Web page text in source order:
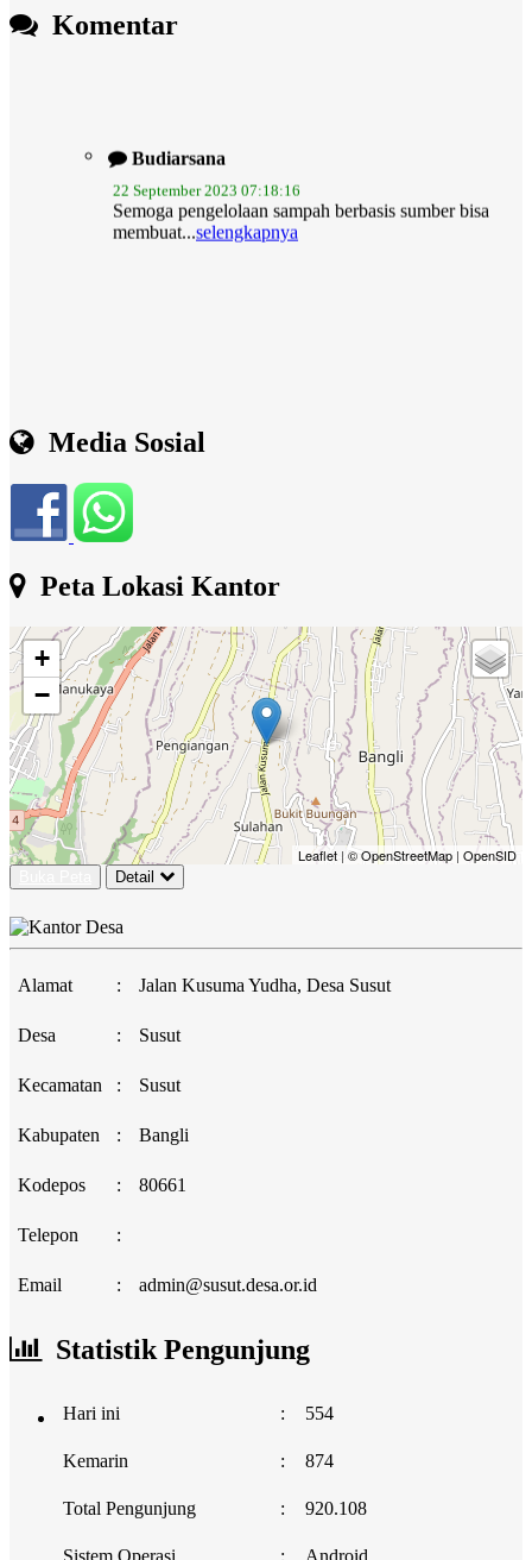
Komentar
22 September 2023 07:18:16
membuat...selengkapnya
Media Sosial
Peta Lokasi Kantor
+
−
Leaflet |© OpenStreetMap | OpenSID
Detail
Alamat : Jalan Kusuma Yudha, Desa Susut
Desa : Susut
Kecamatan : Susut
Kabupaten : Bangli
Kodepos : 80661
Telepon :
Email : admin@susut.desa.or.id
Statistik Pengunjung
Hari ini : 554
Kemarin : 874
Total Pengunjung : 920.108